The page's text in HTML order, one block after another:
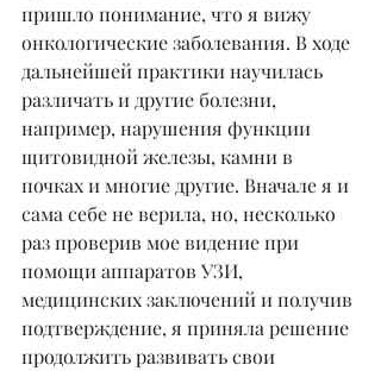
пришло понимание, что я вижу
онкологические заболевания. В ходе
дальнейшей практики научилась
различать и другие болезни,
например, нарушения функции
щитовидной железы, камни в
почках и многие другие. Вначале я и
сама себе не верила, но, несколько
раз проверив мое видение при
помощи аппаратов УЗИ,
медицинских заключений и получив
подтверждение, я приняла решение
продолжить развивать свои